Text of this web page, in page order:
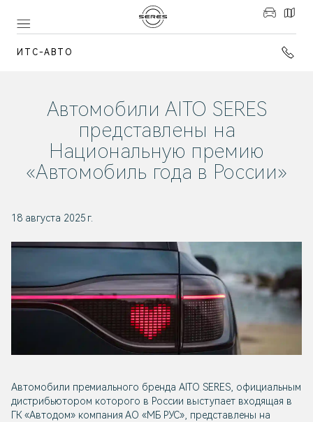
ИТС-АВТО
Автомобили AITO SERES
представлены на
Национальную премию
«Автомобиль года в России»
18 августа 2025 г.
Автомобили премиального бренда AITO SERES, официальным
дистрибьютором которого в России выступает входящая в
ГК «Автодом» компания АО «МБ РУС», представлены на